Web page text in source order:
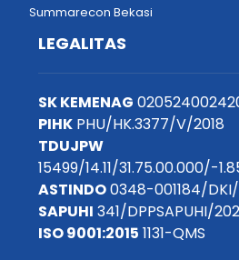
Summarecon Bekasi
LEGALITAS
SK KEMENAG
PIHK PHU/HK.3377/V/2018
TDUJPW
15499/14.11/31.75.00.000/-
ASTINDO0348-001184/
SAPUHI 341/DPPSAPUHI/
ISO 9001:2015 1131-QMS